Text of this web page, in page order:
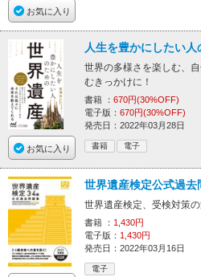
お気に入り
お気に入り
人生を豊かにしたい
世界の多様さを楽しむ、
むきっかけに！
書籍 ： 670円(30%OFF)
電子版： 670円(30%OFF)
発売日：2022年03月28日
書籍 電子
世界遺産検定公式過去
世界遺産検定、受検対策の
書籍 ： 1,430円
電子版： 1,430円
発売日：2022年03月16日
電子